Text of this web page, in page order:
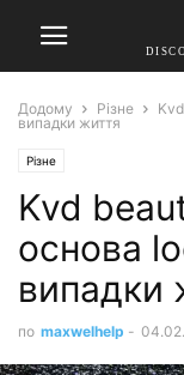
Додому Різне
випадки життя
Різне
Kvd
основа
випадки
по maxwelhelp -